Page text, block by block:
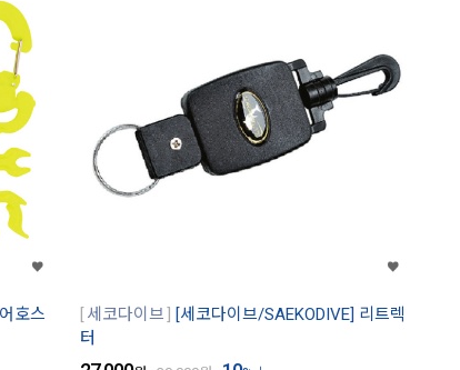
호스
세코다이브
[세코다이브/SAEKODIVE] 리트렉
터